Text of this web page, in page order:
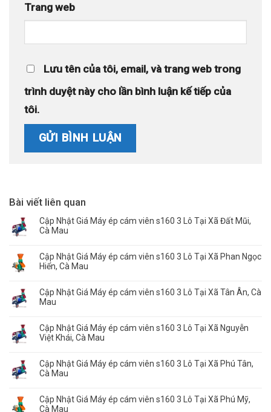
Trang web
Lưu tên của tôi, email, và trang web trong
trình duyệt này cho lần bình luận kế tiếp của
tôi.
Bài viết liên quan
Cập Nhật Giá Máy ép cám viên s160 3 Lô Tại Xã Đất Mũi,
Cà Mau
Cập Nhật Giá Máy ép cám viên s160 3 Lô Tại Xã Phan Ngọc
Hiển, Cà Mau
Cập Nhật Giá Máy ép cám viên s160 3 Lô Tại Xã Tân Ân, Cà
Mau
Cập Nhật Giá Máy ép cám viên s160 3 Lô Tại Xã Nguyễn
Việt Khái, Cà Mau
Cập Nhật Giá Máy ép cám viên s160 3 Lô Tại Xã Phú Tân,
Cà Mau
Cập Nhật Giá Máy ép cám viên s160 3 Lô Tại Xã Phú Mỹ,
Cà Mau